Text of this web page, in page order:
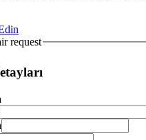
request